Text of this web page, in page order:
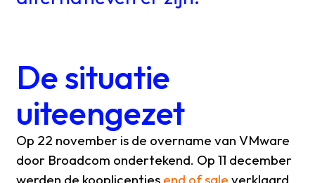
De situatie
uiteengezet
Op 22 november is de overname van VMware
door Broadcom ondertekend. Op 11 december